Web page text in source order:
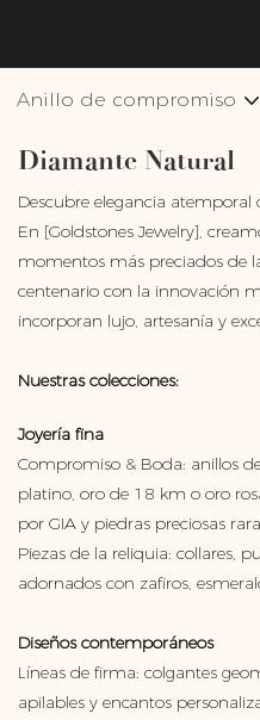
Anillo de compromiso
Diamante Natural
Descubre elegancia atemporal
En [Goldstones Jewelry],
momentos más preciados de
centenario con la innovación
incorporan lujo, artesanía y
Nuestras colecciones:
Joyería fina
Compromiso & Boda: anillos
platino, oro de 18 km o oro
por GIA y piedras preciosas
Piezas de la reliquia: collares,
adornados con zafiros,
Diseños contemporáneos
Líneas de firma: colgantes
apilables y encantos